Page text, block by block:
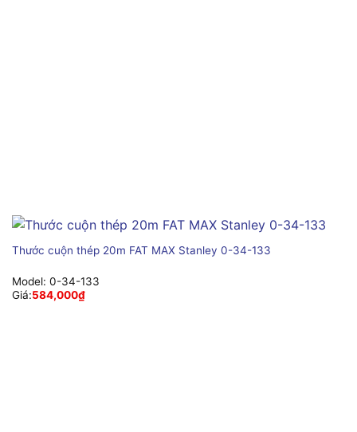
Thước cuộn thép 20m FAT MAX Stanley 0-34-133
Model: 0-34-133
Giá:584,000₫